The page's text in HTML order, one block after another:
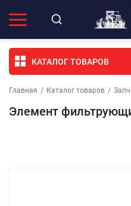
КАТАЛОГ ТОВАРОВ
Главная / Каталог товаров /
Элемент